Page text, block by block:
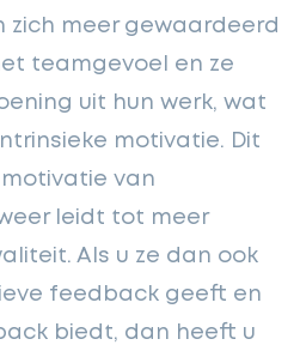
zich meer gewaardeerd
teamgevoel en ze
uit hun werk, wat
motivatie. Dit
van
leidt tot meer
Als u ze dan ook
feedback geeft en
biedt, dan heeft u